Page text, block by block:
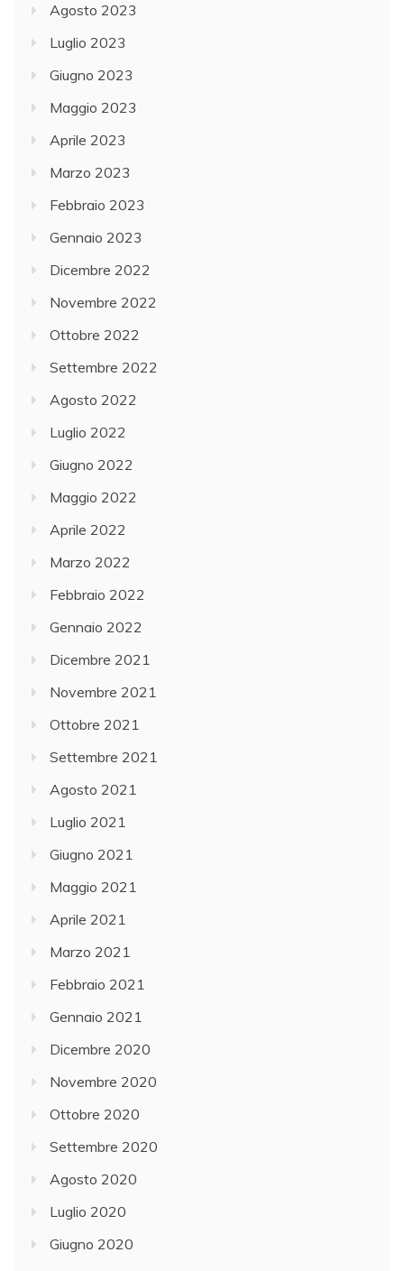
Agosto 2023
Luglio 2023
Giugno 2023
Maggio 2023
Aprile 2023
Marzo 2023
Febbraio 2023
Gennaio 2023
Dicembre 2022
Novembre 2022
Ottobre 2022
Settembre 2022
Agosto 2022
Luglio 2022
Giugno 2022
Maggio 2022
Aprile 2022
Marzo 2022
Febbraio 2022
Gennaio 2022
Dicembre 2021
Novembre 2021
Ottobre 2021
Settembre 2021
Agosto 2021
Luglio 2021
Giugno 2021
Maggio 2021
Aprile 2021
Marzo 2021
Febbraio 2021
Gennaio 2021
Dicembre 2020
Novembre 2020
Ottobre 2020
Settembre 2020
Agosto 2020
Luglio 2020
Giugno 2020